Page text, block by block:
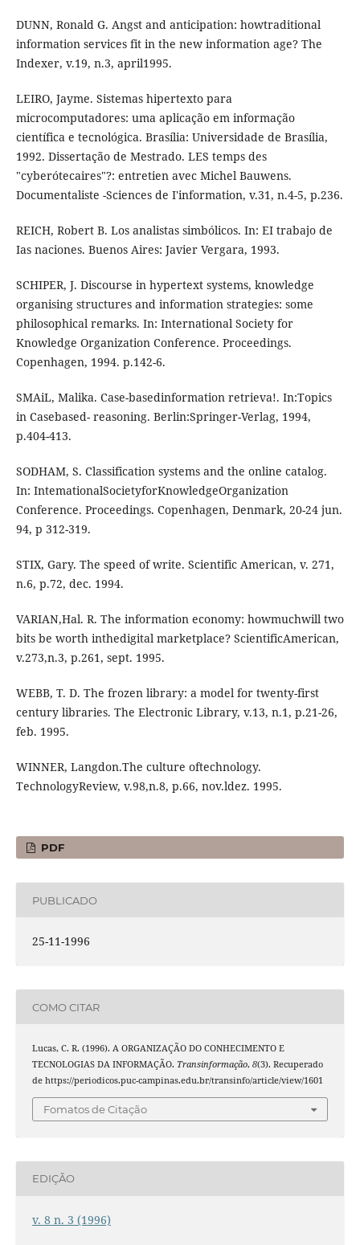
DUNN, Ronald G. Angst and anticipation: howtraditional
information services fit in the new information age? The
Indexer, v.19, n.3, april1995.
LEIRO, Jayme. Sistemas hipertexto para
microcomputadores: uma aplicação em informação
científica e tecnológica. Brasília: Universidade de Brasília,
1992. Dissertação de Mestrado. LES temps des
"cyberótecaires"?: entretien avec Michel Bauwens.
Documentaliste -Sciences de I'information, v.31, n.4-5, p.236.
REICH, Robert B. Los analistas simbólicos. In: EI trabajo de
Ias naciones. Buenos Aires: Javier Vergara, 1993.
SCHIPER, J. Discourse in hypertext systems, knowledge
organising structures and information strategies: some
philosophical remarks. In: International Society for
Knowledge Organization Conference. Proceedings.
Copenhagen, 1994. p.142-6.
SMAiL, Malika. Case-basedinformation retrieva!. In:Topics
in Casebased- reasoning. Berlin:Springer-Verlag, 1994,
p.404-413.
SODHAM, S. Classification systems and the online catalog.
In: IntemationalSocietyforKnowledgeOrganization
Conference. Proceedings. Copenhagen, Denmark, 20-24 jun.
94, p 312-319.
STIX, Gary. The speed of write. Scientific American, v. 271,
n.6, p.72, dec. 1994.
VARIAN,Hal. R. The information economy: howmuchwill two
bits be worth inthedigital marketplace? ScientificAmerican,
v.273,n.3, p.261, sept. 1995.
WEBB, T. D. The frozen library: a model for twenty-first
century libraries. The Electronic Library, v.13, n.1, p.21-26,
feb. 1995.
WINNER, Langdon.The culture oftechnology.
TechnologyReview, v.98,n.8, p.66, nov.ldez. 1995.
PDF
PUBLICADO
25-11-1996
COMO CITAR
Lucas, C. R. (1996). A ORGANIZAÇÃO DO CONHECIMENTO E
TECNOLOGIAS DA INFORMAÇÃO. Transinformação, 8(3). Recuperado
de https://periodicos.puc-campinas.edu.br/transinfo/article/view/1601
Fomatos de Citação
EDIÇÃO
v. 8 n. 3 (1996)